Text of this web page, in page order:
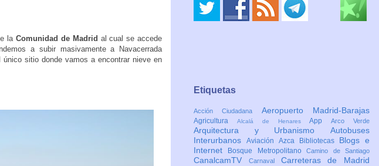
laComunidad de Madrid al cual se accede
a subir masivamente a Navacerrada
sitio donde vamos a encontrar nieve en
Etiquetas
Acción Ciudadana Aeropuerto Madrid-Barajas
Agricultura Alcalá de HenaresAppArco Verde
Arquitectura y Urbanismo Autobuses
Interurbanos Aviación Azca Bibliotecas Blogs e
Internet
Bosque MetropolitanoCamino de Santiago
CanalcamTV Carnaval Carreteras de Madrid